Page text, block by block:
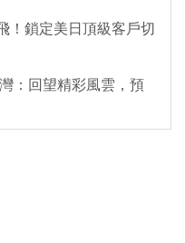
！鎖定美日頂級客戶切
：回望精彩風雲，預